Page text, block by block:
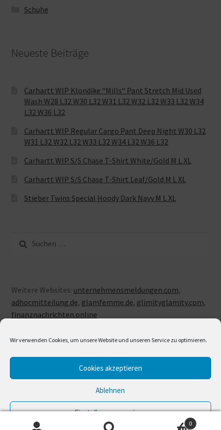
Wir verwenden Cookies, um unsere Website und unseren Service zu optimieren.
Cookies akzeptieren
Ablehnen
Einstellungen anzeigen
Schuhe
Neueste Beiträge
Carhartt WIP Klondike “Mills“ Pant Stretch Mid Used
Wash W28 L32 W30 L32 W31 L32 W32 L32 W33 L32 W34
L32 W36 L32
Carhartt WIP Regular Cargo Pant Deep Night W30 L32
W31 L32 W32 L32 W33 L32 W34 L32 W36 L32
Carhartt WIP S/S Chase T-Shirt White/Gold M L XL
Carhartt WIP S/S Chase T-Shirt Leaf/Gold M L XL
Stieber Twins Special Hoody Dark Navy M L XL
nach:
Weitere Websites: unternehmensmeldungen.com,
adhocmitteilung.de, glamfemme.de, glimityglamity.com,
finanznachrichten.online
© LUXUSLOVE 2026
Erstellt mit Storefront & WooCommerce
0